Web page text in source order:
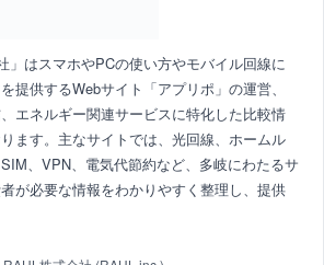
」はスマホやPCの使い方やモバイル回線に
提供するWebサイト「アプリポ」の運営、
エネルギー関連サービスに特化した比較情
ます。主なサイトでは、光回線、ホームル
、VPN、電気代節約など、多岐にわたるサ
が必要な情報をわかりやすく整理し、提供